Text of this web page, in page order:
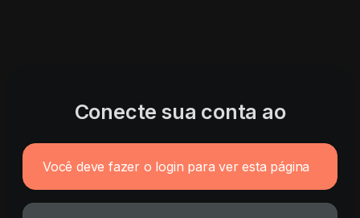
Conecte sua conta ao
Você deve fazer o login para ver esta página